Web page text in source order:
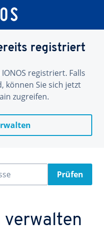
registriert
registriert. Falls
können Sie sich jetzt
zugreifen.
Prüfen
verwalten